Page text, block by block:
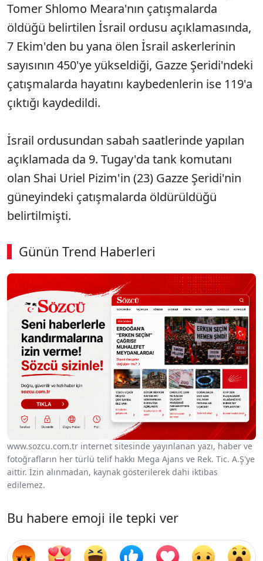
Tomer Shlomo Meara'nın çatışmalarda
öldüğü belirtilen İsrail ordusu açıklamasında,
7 Ekim'den bu yana ölen İsrail askerlerinin
sayısının 450'ye yükseldiği, Gazze Şeridi'ndeki
çatışmalarda hayatını kaybedenlerin ise 119'a
çıktığı kaydedildi.
İsrail ordusundan sabah saatlerinde yapılan
açıklamada da 9. Tugay'da tank komutanı
olan Shai Uriel Pizim'in (23) Gazze Şeridi'nin
güneyindeki çatışmalarda öldürüldüğü
belirtilmişti.
Günün Trend Haberleri
www.sozcu.com.tr internet sitesinde yayınlanan yazı, haber ve
fotoğrafların her türlü telif hakkı Mega Ajans ve Rek. Tic. A.Ş'ye
aittir. İzin alınmadan, kaynak gösterilerek dahi iktibas
edilemez.
Bu habere emoji ile tepki ver